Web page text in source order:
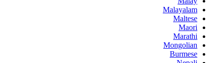
Malayalam
Maltese
Maori
Marathi
Mongolian
Burmese